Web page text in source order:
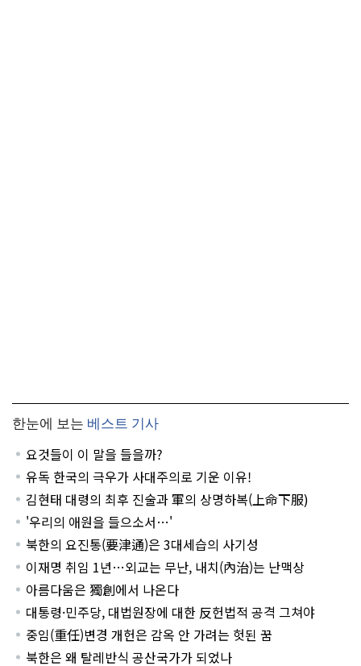
한눈에 보는 베스트 기사
요것들이 이 말을 들을까?
유독 한국의 극우가 사대주의로 기운 이유!
김현태 대령의 최후 진술과 軍의 상명하복(上命下服)
'우리의 애원을 들으소서…'
북한의 요진통(要津通)은 3대세습의 사기성
이재명 취임 1년…외교는 무난, 내치(內治)는 난맥상
아름다움은 獨創에서 나온다
대통령·민주당, 대법원장에 대한 反헌법적 공격 그쳐야
중임(重任)변경 개헌은 감옥 안 가려는 헛된 꿈
북한은 왜 탈레반식 공산국가가 되었나